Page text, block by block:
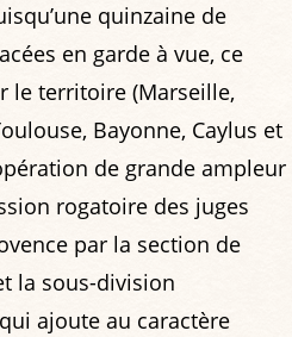
quinzaine de
en garde à vue, ce
le territoire (Marseille,
Bayonne, Caylus et
de grande ampleur
rogatoire des juges
par la section de
la sous-division
ajoute au caractère